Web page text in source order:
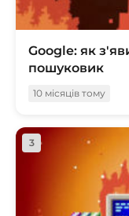
Google: як
пошуковик
10 місяців тому
3